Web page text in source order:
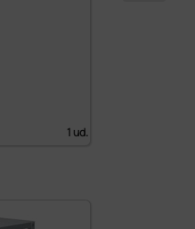
1 ud.